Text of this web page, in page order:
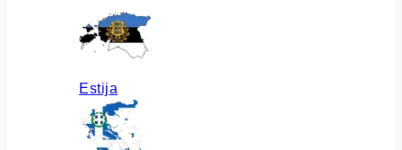
Estija